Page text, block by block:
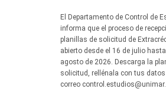
El Departamento de Control de
informa que el proceso de
planillas de solicitud de
abierto desde el 16 de julio
agosto de 2026. Descarga la
solicitud, rellénala con tus datos
correo